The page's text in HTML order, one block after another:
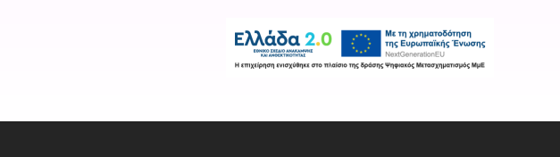
Εταιρεία Προϊόντα Χρήσιμοι